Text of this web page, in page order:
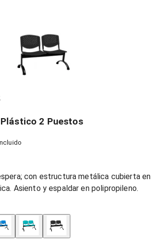
2 Puestos
con estructura metálica cubierta en
Asiento y espaldar en polipropileno.